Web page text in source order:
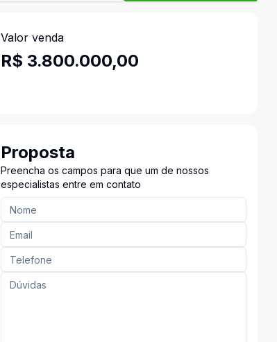
Valor venda
R$ 3.800.000,00
Proposta
Preencha os campos para que um de nossos
especialistas entre em contato